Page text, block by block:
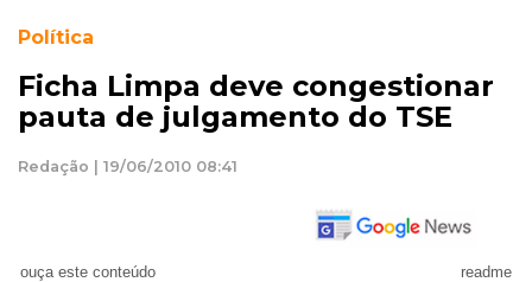
Política
Ficha Limpa deve congestionar
pauta de julgamento do TSE
Redação | 19/06/2010 08:41
ouça este conteúdo readme